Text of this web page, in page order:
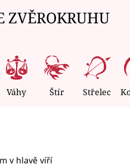
ZVĚROKRUHU
Váhy Štír Střelec
v hlavě víří